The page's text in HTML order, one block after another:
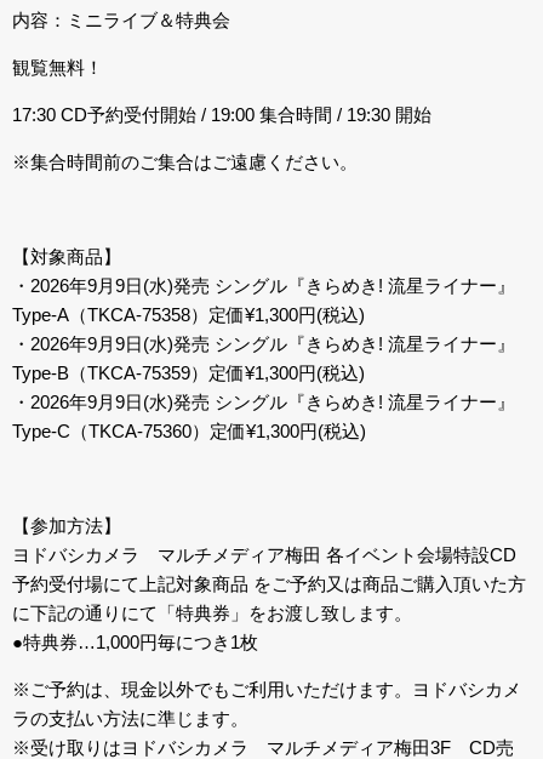
内容：ミニライブ＆特典会
観覧無料！
17:30 CD予約受付開始 / 19:00 集合時間 / 19:30 開始
※集合時間前のご集合はご遠慮ください。
【対象商品】
・2026年9月9日(水)発売 シングル『きらめき! 流星ライナー』
Type-A（TKCA-75358）定価¥1,300円(税込)
・2026年9月9日(水)発売 シングル『きらめき! 流星ライナー』
Type-B（TKCA-75359）定価¥1,300円(税込)
・2026年9月9日(水)発売 シングル『きらめき! 流星ライナー』
Type-C（TKCA-75360）定価¥1,300円(税込)
【参加方法】
ヨドバシカメラ マルチメディア梅田 各イベント会場特設CD
予約受付場にて上記対象商品 をご予約又は商品ご購入頂いた方
に下記の通りにて「特典券」をお渡し致します。
●特典券…1,000円毎につき1枚
※ご予約は、現金以外でもご利用いただけます。ヨドバシカメ
ラの支払い方法に準じます。
※受け取りはヨドバシカメラ マルチメディア梅田3F CD売